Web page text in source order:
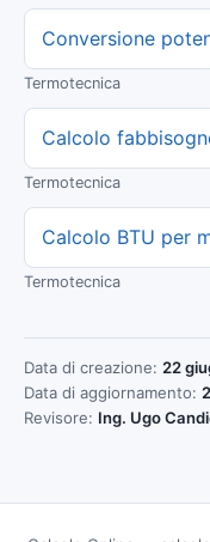
Conversione
Termotecnica
Calcolo
Termotecnica
Calcolo BTU per
Termotecnica
Data di creazione: 22
Data di aggiornamento:
Revisore: Ing. Ugo